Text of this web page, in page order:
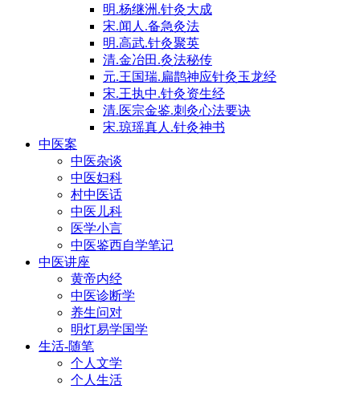
明.杨继洲.针灸大成
宋.闻人.备急灸法
明.高武.针灸聚英
清.金冶田.灸法秘传
元.王国瑞.扁鹊神应针灸玉龙经
宋.王执中.针灸资生经
清.医宗金鉴.刺灸心法要诀
宋.琼瑶真人.针灸神书
中医案
中医杂谈
中医妇科
村中医话
中医儿科
医学小言
中医鉴西自学笔记
中医讲座
黄帝内经
中医诊断学
养生问对
明灯易学国学
生活-随笔
个人文学
个人生活